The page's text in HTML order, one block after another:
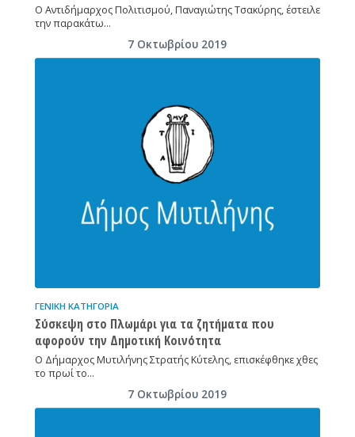
Ο Αντιδήμαρχος Πολιτισμού, Παναγιώτης Τσακύρης, έστειλε
την παρακάτω…
7 Οκτωβρίου 2019
ΓΕΝΙΚΉ ΚΑΤΗΓΟΡΊΑ
Σύσκεψη στο Πλωμάρι για τα ζητήματα που
αφορούν την Δημοτική Κοινότητα
Ο Δήμαρχος Μυτιλήνης Στρατής Κύτελης, επισκέφθηκε χθες
το πρωί το…
7 Οκτωβρίου 2019